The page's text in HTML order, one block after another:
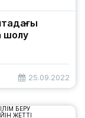
шолу
25.09.2022